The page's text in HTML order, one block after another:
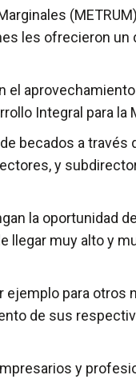
les ofrecieron un
el
Integral para la
becados a través
y
la oportunidad
llegar muy alto y
ejemplo para otros
de sus
y